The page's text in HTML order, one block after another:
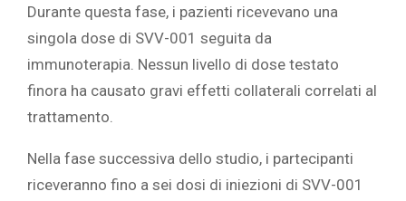
Durante questa fase, i pazienti ricevevano una
singola dose di SVV-001 seguita da
immunoterapia. Nessun livello di dose testato
finora ha causato gravi effetti collaterali correlati al
trattamento.
Nella fase successiva dello studio, i partecipanti
riceveranno fino a sei dosi di iniezioni di SVV-001